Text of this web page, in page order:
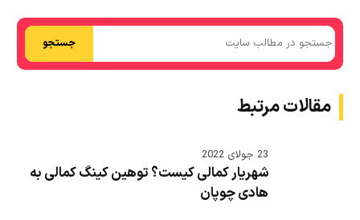
جستجو
مقالات مرتبط
23 جولای 2022
شهریار کمالی کیست؟ توهین کینگ کمالی به
هادی چوپان